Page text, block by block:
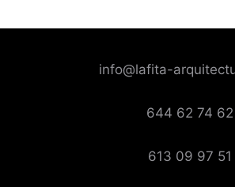
info@lafita-
644 62 74 62
613 09 97 51